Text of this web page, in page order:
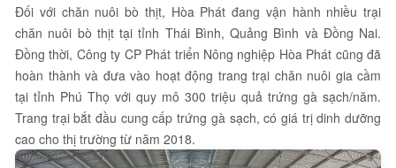
Đối với chăn nuôi bò thịt, Hòa Phát đang vận hành nhiều trại
chăn nuôi bò thịt tại tỉnh Thái Bình, Quảng Bình và Đồng Nai.
Đồng thời, Công ty CP Phát triển Nông nghiệp Hòa Phát cũng đã
hoàn thành và đưa vào hoạt động trang trại chăn nuôi gia cầm
tại tỉnh Phú Thọ với quy mô 300 triệu quả trứng gà sạch/năm.
Trang trại bắt đầu cung cấp trứng gà sạch, có giá trị dinh dưỡng
cao cho thị trường từ năm 2018.